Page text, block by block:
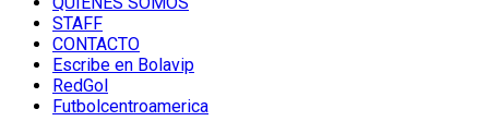
STAFF
CONTACTO
Escribe en Bolavip
RedGol
Futbolcentroamerica